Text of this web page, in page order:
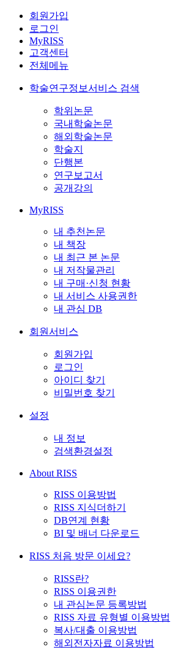
회원가입
로그인
MyRISS
고객센터
전체메뉴
학술연구정보서비스 검색
학위논문
국내학술논문
해외학술논문
학술지
단행본
연구보고서
공개강의
MyRISS
내 추천논문
내 책장
내 최근 본 논문
내 저작물관리
내 구매·신청 현황
내 서비스 사용권한
내 관심 DB
회원서비스
회원가입
로그인
아이디 찾기
비밀번호 찾기
설정
내 정보
검색환경설정
About RISS
RISS 이용방법
RISS 지식더하기
DB연계 현황
BI 및 배너 다운로드
RISS 처음 방문 이세요?
RISS란?
RISS 이용권한
내 관심논문 등록방법
RISS 자료 유형별 이용방법
복사/대출 이용방법
해외전자자료 이용방법